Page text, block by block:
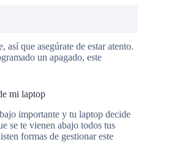
así que asegúrate de estar atento.
un apagado, este
mi laptop
importante y tu laptop decide
se te vienen abajo todos tus
formas de gestionar este